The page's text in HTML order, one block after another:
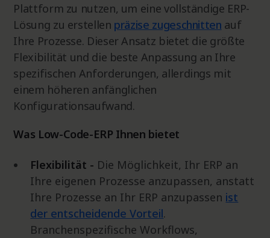
Plattform zu nutzen, um eine vollständige ERP-
Lösung zu erstellen präzise zugeschnitten auf
Ihre Prozesse. Dieser Ansatz bietet die größte
Flexibilität und die beste Anpassung an Ihre
spezifischen Anforderungen, allerdings mit
einem höheren anfänglichen
Konfigurationsaufwand.
Was Low-Code-ERP Ihnen bietet
Flexibilität - Die Möglichkeit, Ihr ERP an
Ihre eigenen Prozesse anzupassen, anstatt
Ihre Prozesse an Ihr ERP anzupassen ist
der entscheidende Vorteil.
Branchenspezifische Workflows,